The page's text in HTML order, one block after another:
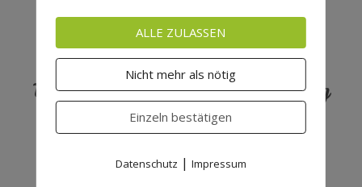
Weitere Infos zur Veranstaltung
ALLE ZULASSEN
Nicht mehr als nötig
Einzeln bestätigen
Datenschutz | Impressum